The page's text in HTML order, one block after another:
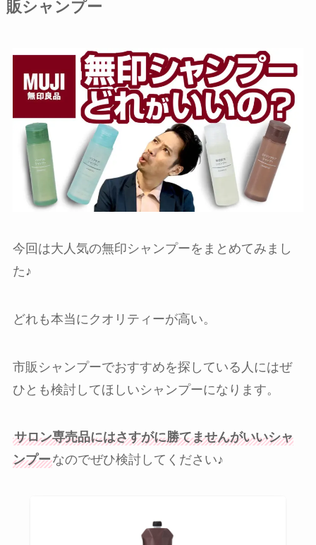
販シャンプー
今回は大人気の無印シャンプーをまとめてみまし
た♪
どれも本当にクオリティーが高い。
市販シャンプーでおすすめを探している人にはぜ
ひとも検討してほしいシャンプーになります。
サロン専売品にはさすがに勝てませんがいいシャ
ンプーなのでぜひ検討してください♪